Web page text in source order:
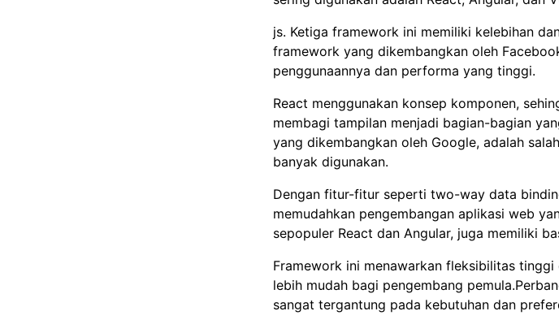
js. Ketiga framework ini memiliki kelebihan
framework yang dikembangkan oleh
penggunaannya dan performa yang tinggi.
React menggunakan konsep komponen,
membagi tampilan menjadi bagian-bagian
yang dikembangkan oleh Google, adalah
banyak digunakan.
Dengan fitur-fitur seperti two-way data
memudahkan pengembangan aplikasi web
sepopuler React dan Angular, juga memiliki
Framework ini menawarkan fleksibilitas
lebih mudah bagi pengembang
sangat tergantung pada kebutuhan dan